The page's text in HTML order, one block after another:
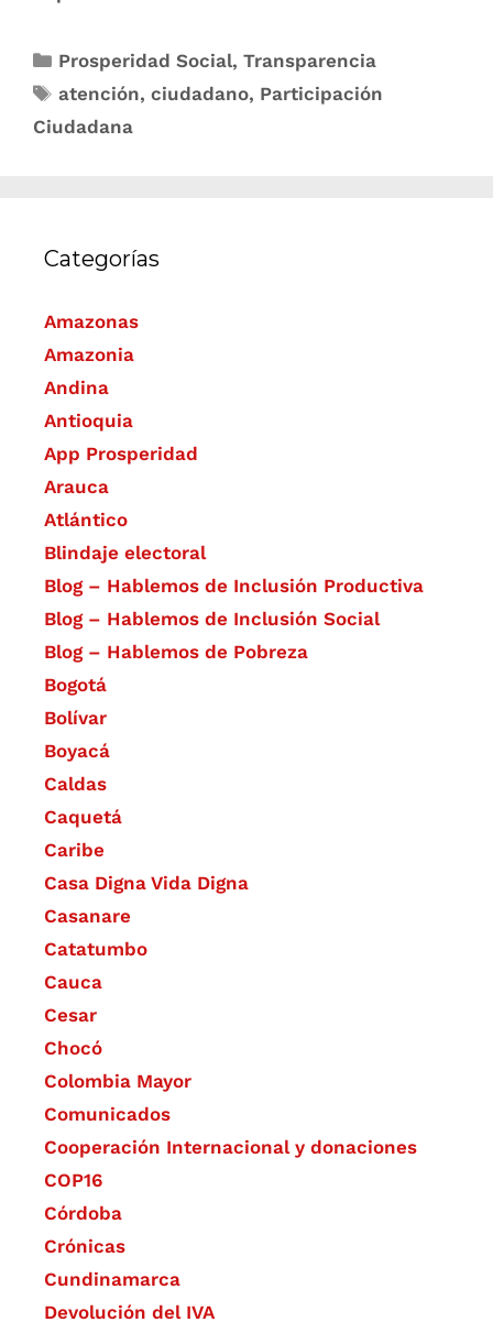
Prosperidad Social,Transparencia
atención,ciudadano, Participación
Ciudadana
Categorías
Amazonas
Amazonia
Andina
Antioquia
App Prosperidad
Arauca
Atlántico
Blindaje electoral
Blog – Hablemos de Inclusión Productiva
Blog – Hablemos de Inclusión Social
Blog – Hablemos de Pobreza
Bogotá
Bolívar
Boyacá
Caldas
Caquetá
Caribe
Casa Digna Vida Digna
Casanare
Catatumbo
Cauca
Cesar
Chocó
Colombia Mayor
Comunicados
Cooperación Internacional y donaciones
COP16
Córdoba
Crónicas
Cundinamarca
Devolución del IVA